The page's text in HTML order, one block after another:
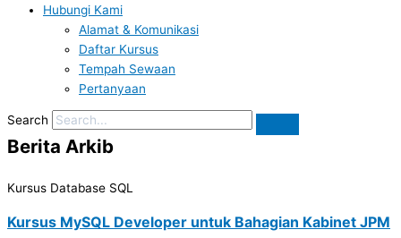
Hubungi Kami
Alamat & Komunikasi
Daftar Kursus
Tempah Sewaan
Pertanyaan
Search
Berita Arkib
Kursus Database SQL
Kursus MySQL Developer untuk Bahagian Kabinet JPM